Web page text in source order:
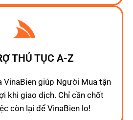
THỦ TỤC A-Z
VinaBien giúp Người Mua tận
khi giao dịch. Chỉ cần chốt
còn lại để VinaBien lo!